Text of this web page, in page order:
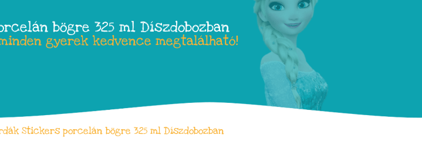
bögre 325 ml Díszdobozban
gyerek kedvence megtalálható!
Stickers porcelán bögre 325 ml Díszdobozban